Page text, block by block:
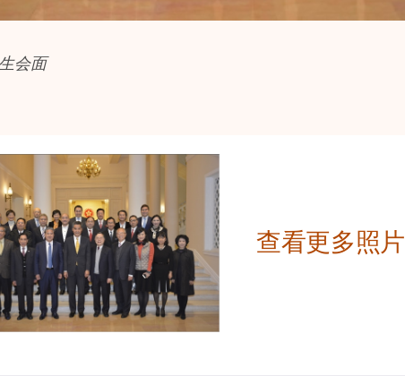
会面
查看更多照片